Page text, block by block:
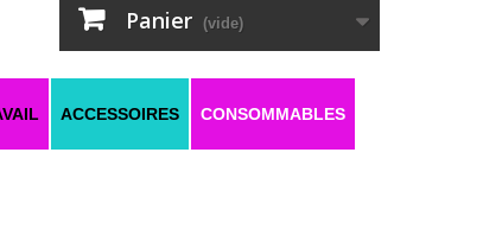
Panier (vide)
ACCESSOIRES CONSOMMABLES